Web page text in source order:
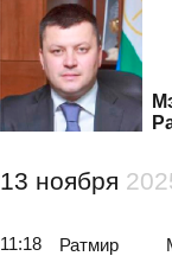
13 ноября
11:18
Ратмир